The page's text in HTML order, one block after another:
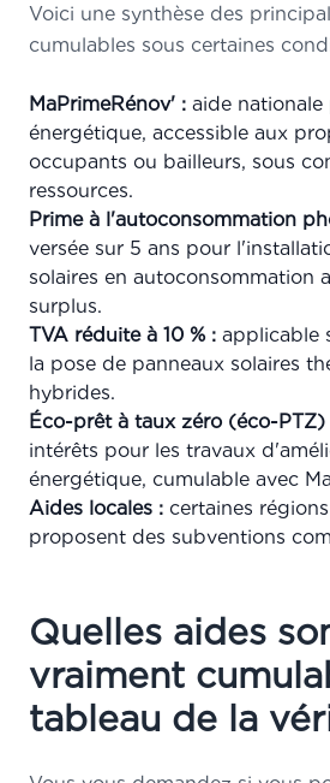
Voici une synthèse des
cumulables sous certaines
MaPrimeRénov' : aide
énergétique, accessible aux
occupants ou bailleurs, sous
ressources.
Prime à l'autoconsommation
versée sur 5 ans pour
solaires en autoconsommation
surplus.
TVA réduite à 10 % : applicable
la pose de panneaux solaires
hybrides.
Éco-prêt à taux zéro (éco-PTZ)
intérêts pour les travaux
énergétique, cumulable avec
Aides locales : certaines
proposent des subventions
Quelles aides
vraiment
tableau de la